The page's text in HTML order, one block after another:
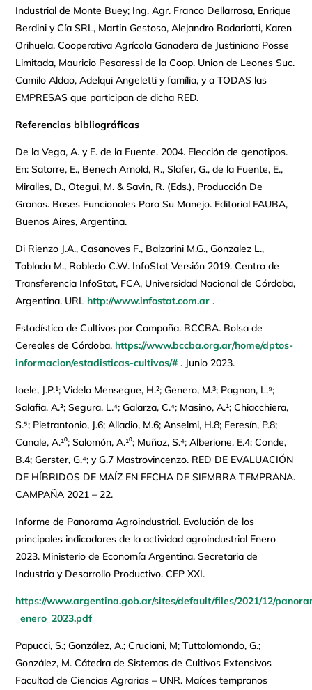
Industrial de Monte Buey; Ing. Agr. Franco Dellarrosa, Enrique
Berdini y Cía SRL, Martin Gestoso, Alejandro Badariotti, Karen
Orihuela, Cooperativa Agrícola Ganadera de Justiniano Posse
Limitada, Mauricio Pesaressi de la Coop. Union de Leones Suc.
Camilo Aldao, Adelqui Angeletti y família, y a TODAS las
EMPRESAS que participan de dicha RED.
Referencias bibliográficas
De la Vega, A. y E. de la Fuente. 2004. Elección de genotipos.
En: Satorre, E., Benech Arnold, R., Slafer, G., de la Fuente, E.,
Miralles, D., Otegui, M. & Savin, R. (Eds.), Producción De
Granos. Bases Funcionales Para Su Manejo. Editorial FAUBA,
Buenos Aires, Argentina.
Di Rienzo J.A., Casanoves F., Balzarini M.G., Gonzalez L.,
Tablada M., Robledo C.W. InfoStat Versión 2019. Centro de
Transferencia InfoStat, FCA, Universidad Nacional de Córdoba,
Argentina. URL http://www.infostat.com.ar .
Estadística de Cultivos por Campaña. BCCBA. Bolsa de
Cereales de Córdoba. https://www.bccba.org.ar/home/dptos-
informacion/estadisticas-cultivos/# . Junio 2023.
Ioele, J.P.¹; Videla Mensegue, H.²; Genero, M.³; Pagnan, L.⁹;
Salafia, A.²; Segura, L.⁴; Galarza, C.⁴; Masino, A.¹; Chiacchiera,
S.⁵; Pietrantonio, J.6; Alladio, M.6; Anselmi, H.8; Feresín, P.8;
Canale, A.¹⁰; Salomón, A.¹⁰; Muñoz, S.⁴; Alberione, E.4; Conde,
B.4; Gerster, G.⁴; y G.7 Mastrovincenzo. RED DE EVALUACIÓN
DE HÍBRIDOS DE MAÍZ EN FECHA DE SIEMBRA TEMPRANA.
CAMPAÑA 2021 – 22.
Informe de Panorama Agroindustrial. Evolución de los
principales indicadores de la actividad agroindustrial Enero
2023. Ministerio de Economía Argentina. Secretaria de
Industria y Desarrollo Productivo. CEP XXI.
https://www.argentina.gob.ar/sites/default/files/2021/12/
_enero_2023.pdf
Papucci, S.; González, A.; Cruciani, M; Tuttolomondo, G.;
González, M. Cátedra de Sistemas de Cultivos Extensivos
Facultad de Ciencias Agrarias – UNR. Maíces tempranos